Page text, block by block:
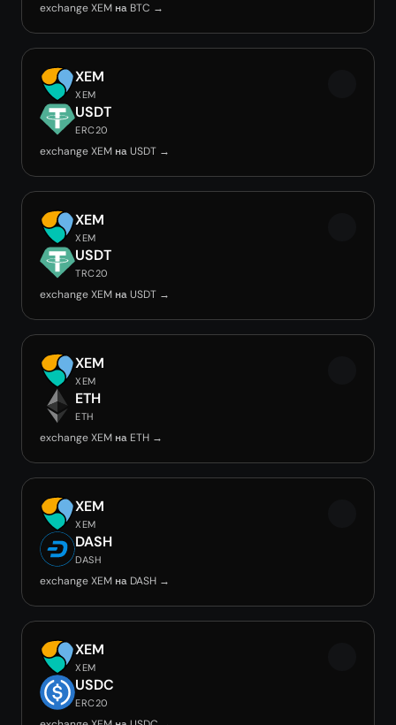
exchange XEM на BTC →
XEM
XEM
USDT
ERC20
exchange XEM на USDT →
XEM
XEM
USDT
TRC20
exchange XEM на USDT →
XEM
XEM
ETH
ETH
exchange XEM на ETH →
XEM
XEM
DASH
DASH
exchange XEM на DASH →
XEM
XEM
USDC
ERC20